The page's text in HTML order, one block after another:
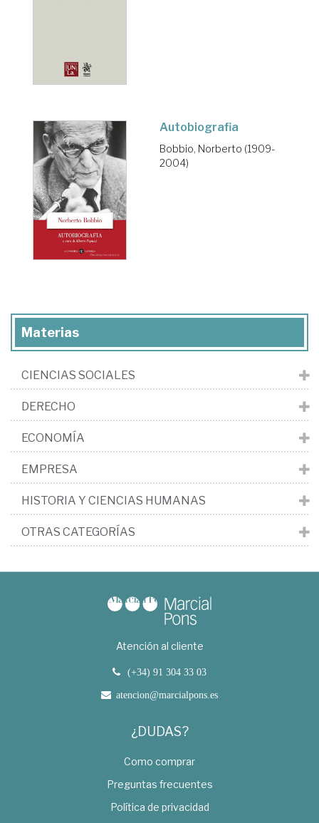
Autobiografia
Bobbio, Norberto (1909-
2004)
Materias
CIENCIAS SOCIALES
DERECHO
ECONOMÍA
EMPRESA
HISTORIA Y CIENCIAS HUMANAS
OTRAS CATEGORÍAS
Atención al cliente
(+34) 91 304 33 03
atencion@marcialpons.es
¿DUDAS?
Como comprar
Preguntas frecuentes
Política de privacidad